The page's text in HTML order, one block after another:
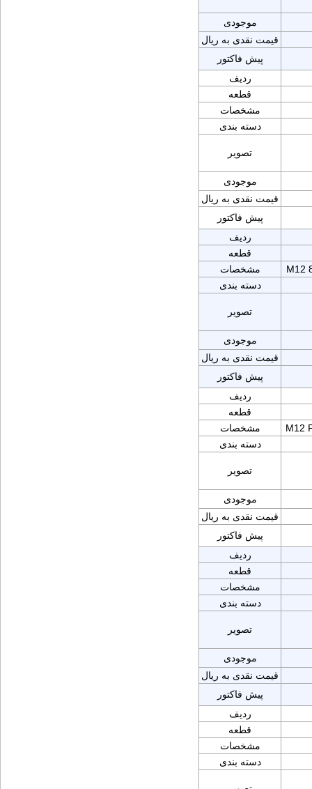
موجودی
قیمت نقدی به ریال
پیش فاکتور
ردیف
قطعه
مشخصات
دسته بندی
تصویر
موجودی
قیمت نقدی به ریال
پیش فاکتور
ردیف
قطعه
مشخصات
M12
دسته بندی
تصویر
موجودی
قیمت نقدی به ریال
پیش فاکتور
ردیف
قطعه
مشخصات
M12
دسته بندی
تصویر
موجودی
قیمت نقدی به ریال
پیش فاکتور
ردیف
قطعه
مشخصات
دسته بندی
تصویر
موجودی
قیمت نقدی به ریال
پیش فاکتور
ردیف
قطعه
مشخصات
دسته بندی